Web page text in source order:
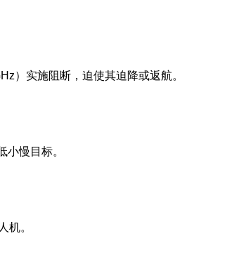
）实施阻断，迫使其迫降或返航。
慢目标。
机。